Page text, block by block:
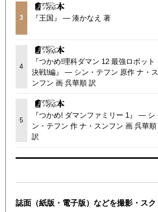
3 『王国』 — 湊かなえ 著
4
『つかめ!理科ダマン 12 最強ロボット
決戦!編』 — シン・テフン 原作 ナ・ス
ンフン 画 呉華順 訳
5
『つかめ! ダマンファミリー 1』 — シ
ン・テフン 作 ナ・スンフン 画 呉華順
訳
誌面（紙版・電子版）などを撮影・スク